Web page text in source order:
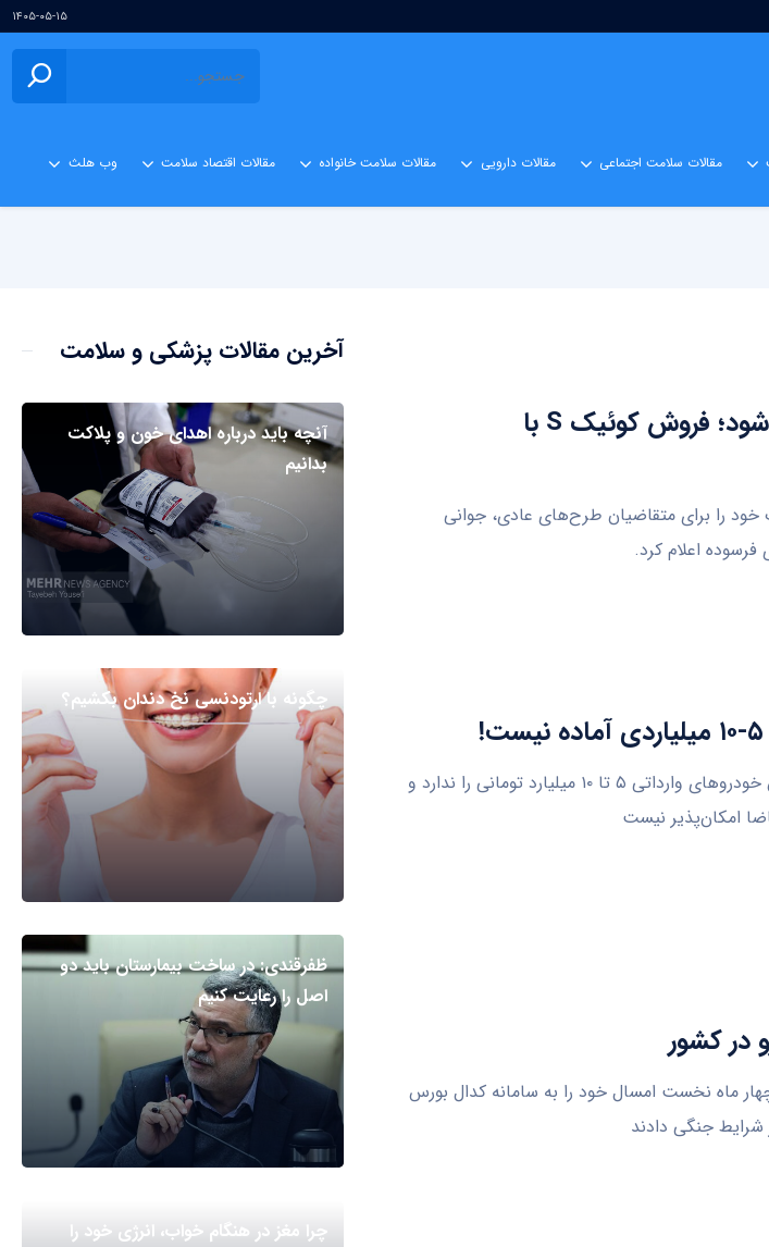
۱۴۰۵-۰۵-۱۵
مقالات سلامت اجتماعی مقالات دارویی مقالات سلامت خانواده مقالات اقتصاد سلامت وب هلث
ثبت‌نام جدید سایپا آغاز می‌شود؛ فروش کوئیک S با
را برای متقاضیان طرح‌های عادی، جوانی
اعلام کرد.
دبیر واردکنندگان خودرو گفت: بازار کشش خودرو‌های وارداتی ۵ تا ۱۰ میلیارد تومانی را ندارد و
ماه نخست امسال خود را به سامانه کدال بورس
شرایط جنگی دادند
آخرین مقالات پزشکی و سلامت
آنچه باید درباره اهدای خون و پلاکت
بدانیم
چگونه با ارتودنسی نخ دندان بکشیم؟
ظفرقندی: در ساخت بیمارستان باید دو
اصل را رعایت کنیم
چرا مغز در هنگام خواب، انرژی خود را